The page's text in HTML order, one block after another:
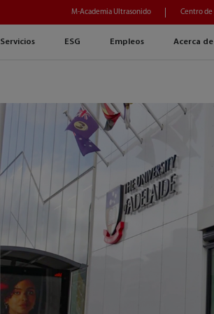
Servicios ESG Empleos Acerca
M-Academia Ultrasonido Centro de